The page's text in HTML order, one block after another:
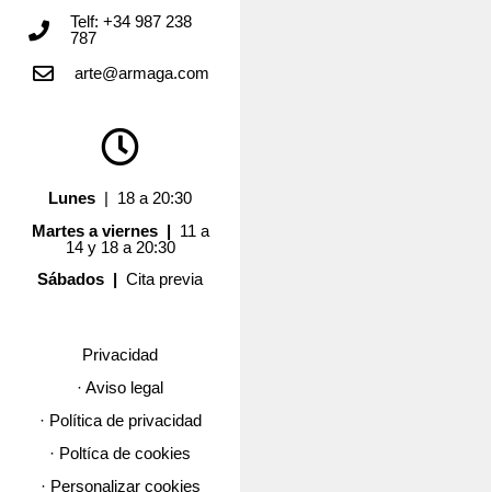
Telf: +34 987 238
787
arte@armaga.com
Lunes | 18 a 20:30
Martes a viernes | 11 a
14 y 18 a 20:30
Sábados |Cita previa
Privacidad
· Aviso legal
· Política de privacidad
· Poltíca de cookies
· Personalizar cookies